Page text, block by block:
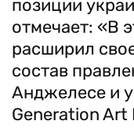
позиции
отмечает: «В
расширил
состав
Анджелесе и
Generation